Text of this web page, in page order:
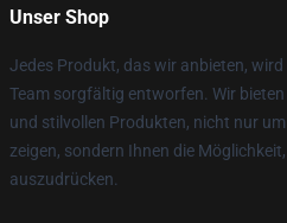
Unser Shop
Jedes Produkt, das wir anbieten,
Team sorgfältig entworfen. Wir
und stilvollen Produkten, nicht nur
zeigen, sondern Ihnen die
auszudrücken.